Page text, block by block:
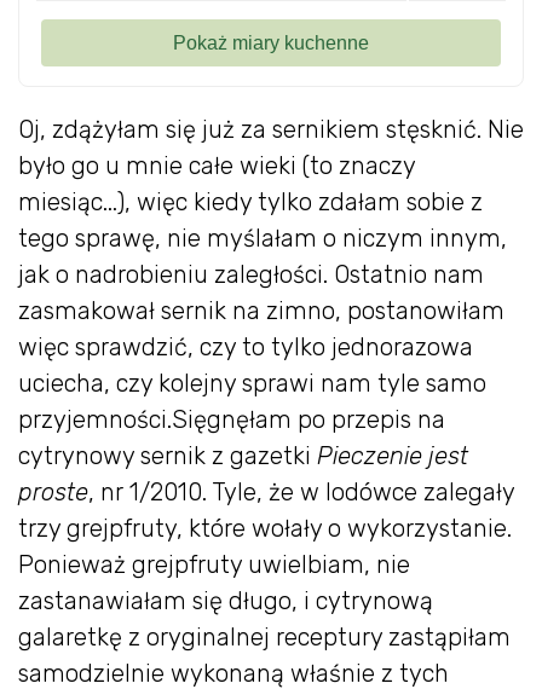
Oj, zdążyłam się już za sernikiem stęsknić. Nie
było go u mnie całe wieki (to znaczy
miesiąc...), więc kiedy tylko zdałam sobie z
tego sprawę, nie myślałam o niczym innym,
jak o nadrobieniu zaległości. Ostatnio nam
zasmakował sernik na zimno, postanowiłam
więc sprawdzić, czy to tylko jednorazowa
uciecha, czy kolejny sprawi nam tyle samo
przyjemności.Sięgnęłam po przepis na
cytrynowy sernik z gazetki Pieczenie jest
proste, nr 1/2010. Tyle, że w lodówce zalegały
trzy grejpfruty, które wołały o wykorzystanie.
Ponieważ grejpfruty uwielbiam, nie
zastanawiałam się długo, i cytrynową
galaretkę z oryginalnej receptury zastąpiłam
samodzielnie wykonaną właśnie z tych